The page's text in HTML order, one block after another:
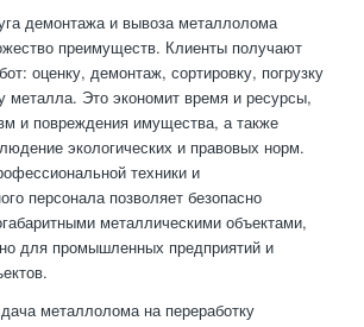
демонтажа и вывоза металлолома
преимуществ. Клиенты получают
оценку, демонтаж, сортировку, погрузку
металла. Это экономит время и ресурсы,
и повреждения имущества, а также
экологических и правовых норм.
техники и
персонала позволяет безопасно
металлическими объектами,
для промышленных предприятий и
металлолома на переработку